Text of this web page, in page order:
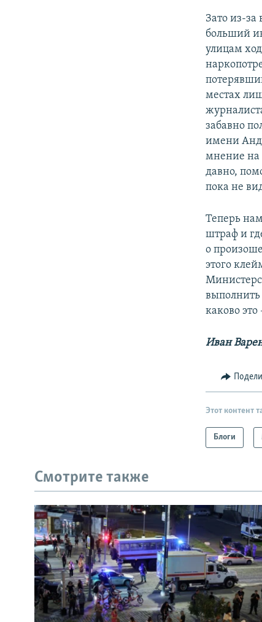
Зато из-за
больший
улицам
местах
забавно
имени
мнение на
давно,
пока не
Теперь
штраф и
о
этого
выполнить
каково
Иван
Этот контент
Блоги
Смотрите также